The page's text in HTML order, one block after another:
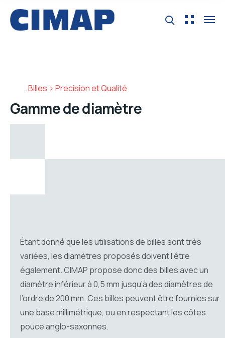
Billes > Précision et Qualité
Gamme de diamètre
Étant donné que les utilisations de billes sont très
variées, les diamètres proposés doivent l’être
également. CIMAP propose donc des billes avec un
diamètre inférieur à 0,5 mm jusqu’à des diamètres de
l’ordre de 200 mm. Ces billes peuvent être fournies sur
une base millimétrique, ou en respectant les côtes
pouce anglo-saxonnes.